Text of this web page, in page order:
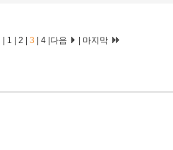
1 2 3 4 다음 마지막